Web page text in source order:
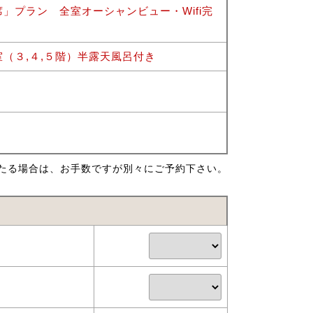
プラン 全室オーシャンビュー・Wifi完
３,４,５階）半露天風呂付き
場合は、お手数ですが別々にご予約下さい。